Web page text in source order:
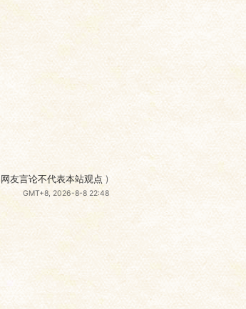
网友言论不代表本站观点 )
GMT+8, 2026-8-8 22:48